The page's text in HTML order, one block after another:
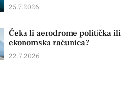
25.7.2026
Čeka li aerodrome politička ili
ekonomska računica?
22.7.2026